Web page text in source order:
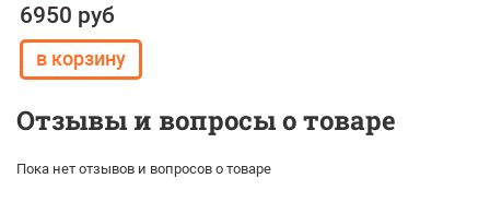
6950 руб
Отзывы и вопросы о товаре
Пока нет отзывов и вопросов о товаре